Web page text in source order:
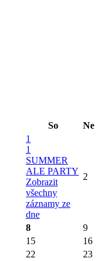
So Ne
1
1
SUMMER
ALE PARTY
Zobrazit
všechny
záznamy ze
dne
2
8
9
15
16
22 23